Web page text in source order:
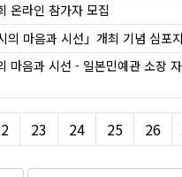
온라인 참가자 모집
의 마음과 시선」개최 기념 심포
마음과 시선 - 일본민예관 소장
23 24 25 26